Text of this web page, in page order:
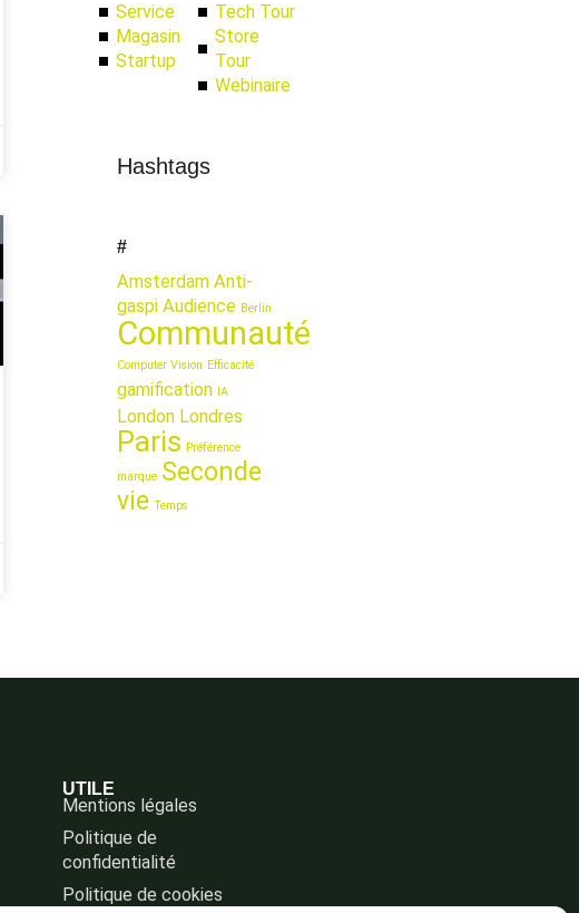
Service
Magasin
Startup
Tech Tour
Store
Tour
Webinaire
Hashtags
#
Amsterdam Anti-
gaspi Audience Berlin
Communauté
Computer Vision Efficacité
gamification IA
London Londres
Paris Préférence
marque Seconde
vie Temps
UTILE
Mentions légales
Politique de
confidentialité
Politique de cookies